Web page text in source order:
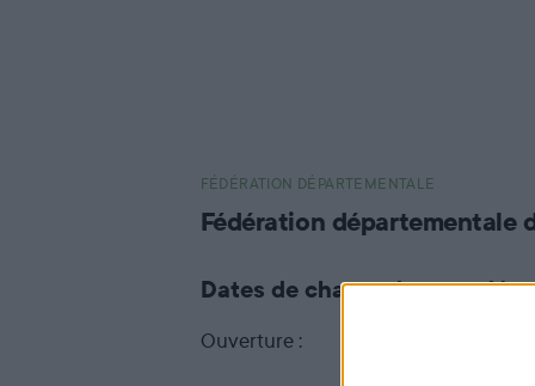
FÉDÉRATION DÉPARTEMENTALE
Fédération départementale
Dates de chasse dans ce
Ouverture :